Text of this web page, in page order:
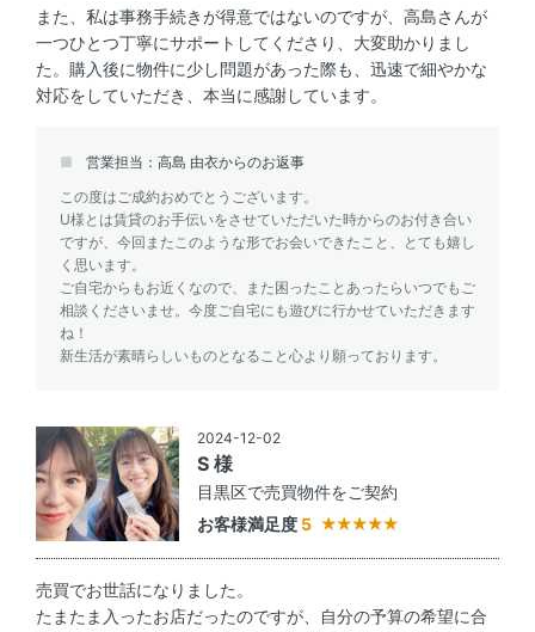
また、私は事務手続きが得意ではないのですが、高島さんが
一つひとつ丁寧にサポートしてくださり、大変助かりまし
た。購入後に物件に少し問題があった際も、迅速で細やかな
対応をしていただき、本当に感謝しています。
営業担当：高島 由衣からのお返事
この度はご成約おめでとうございます。
U様とは賃貸のお手伝いをさせていただいた時からのお付き合い
ですが、今回またこのような形でお会いできたこと、とても嬉し
く思います。
ご自宅からもお近くなので、また困ったことあったらいつでもご
相談くださいませ。今度ご自宅にも遊びに行かせていただきます
ね！
新生活が素晴らしいものとなること心より願っております。
2024-12-02
S 様
目黒区で売買物件をご契約
お客様満足度 5
売買でお世話になりました。
たまたま入ったお店だったのですが、自分の予算の希望に合